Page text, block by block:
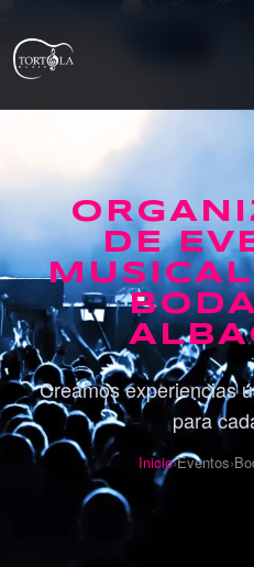
DE
Creamos experiencias
para
Inicio›Eventos›